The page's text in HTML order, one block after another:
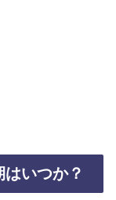
いつか？